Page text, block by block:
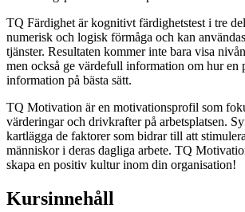
TQ Färdighet är kognitivt färdighetstest i tre
numerisk och logisk förmåga och kan
tjänster. Resultaten kommer inte bara visa
men också ge värdefull information om hur en
information på bästa sätt.
TQ Motivation är en motivationsprofil som
värderingar och drivkrafter på arbetsplatsen.
kartlägga de faktorer som bidrar till att
människor i deras dagliga arbete. TQ
skapa en positiv kultur inom din organisation!
Kursinnehåll